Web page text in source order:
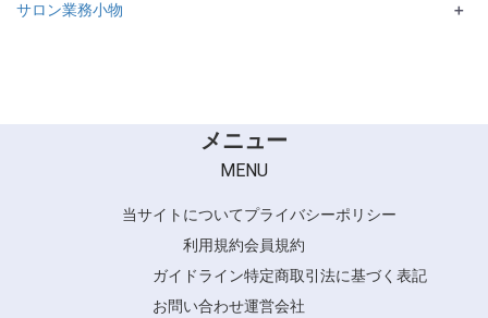
サロン業務小物
＋
メニュー
MENU
当サイトについてプライバシーポリシー
利用規約会員規約
ガイドライン特定商取引法に基づく表記
お問い合わせ運営会社